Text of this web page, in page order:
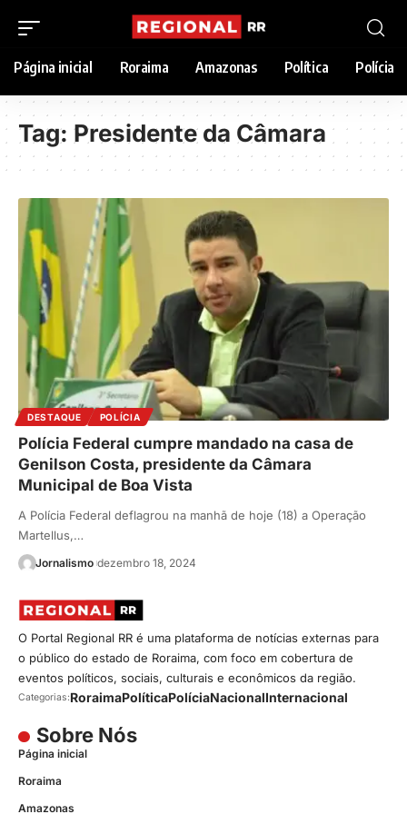
Página inicial Roraima Amazonas Política Polícia
Tag: Presidente da Câmara
DESTAQUE POLÍCIA
Polícia Federal cumpre mandado na casa de
Genilson Costa, presidente da Câmara
Municipal de Boa Vista
A Polícia Federal deflagrou na manhã de hoje (18) a Operação
Martellus,…
Jornalismo dezembro 18, 2024
O Portal Regional RR é uma plataforma de notícias externas para
o público do estado de Roraima, com foco em cobertura de
eventos políticos, sociais, culturais e econômicos da região.
Categorias:RoraimaPolíticaPolíciaNacionalInternacional
Sobre Nós
Página inicial
Roraima
Amazonas